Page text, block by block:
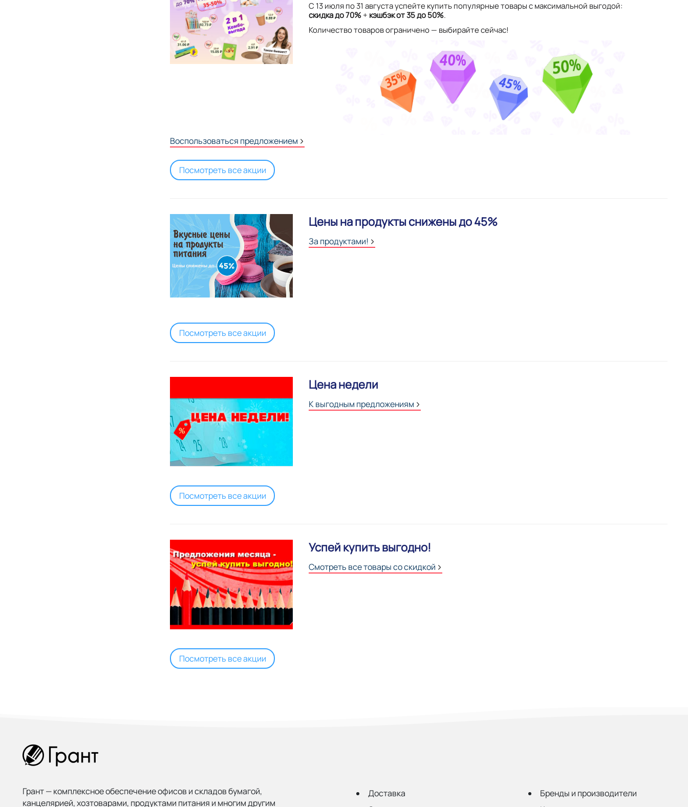
С 13 июля по 31 августа успейте купить популярные товары с максимальной выгодой:
скидка до 70%+ кэшбэк от 35 до 50%.
Количество товаров ограничено — выбирайте сейчас!
Воспользоваться предложением
Посмотреть все акции
Цены на продукты снижены до 45%
За продуктами!
Посмотреть все акции
Цена недели
К выгодным предложениям
Посмотреть все акции
Успей купить выгодно!
Смотреть все товары со скидкой
Посмотреть все акции
Грант — комплексное обеспечение офисов и складов бумагой,
канцелярией, хозтоварами, продуктами питания и многим другим
Доставка
Бренды и производители